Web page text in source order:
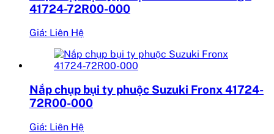
41724-72R00-000
Giá: Liên Hệ
Nắp chụp bụi ty phuộc Suzuki Fronx 41724-
72R00-000
Giá: Liên Hệ